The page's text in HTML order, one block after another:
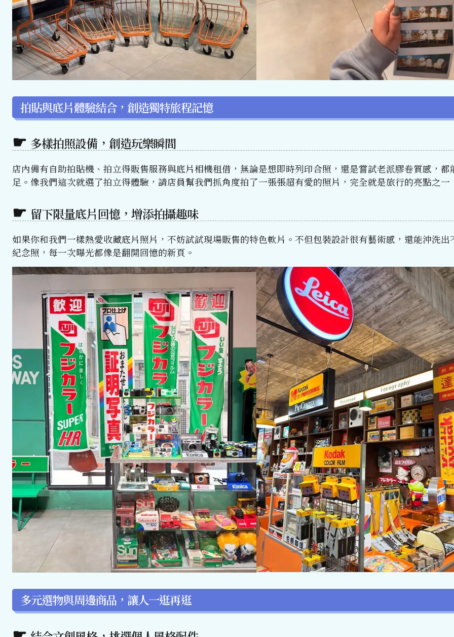
拍貼與底片體驗結合，創造獨特旅程記憶
多樣拍照設備，創造玩樂瞬間
店內備有自助拍貼機、拍立得販售服務與底片相機租借，無論是想即時列印合照，還是嘗試老派膠卷質感，都
足。像我們這次就選了拍立得體驗，請店員幫我們抓角度拍了一張張超有愛的照片，完全就是旅行的亮點之一
留下限量底片回憶，增添拍攝趣味
如果你和我們一樣熱愛收藏底片照片，不妨試試現場販售的特色軟片。不但包裝設計很有藝術感，還能沖洗出
紀念照，每一次曝光都像是翻開回憶的新頁。
多元選物與周邊商品，讓人一逛再逛